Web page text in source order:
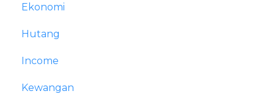
Ekonomi
Hutang
Income
Kewangan